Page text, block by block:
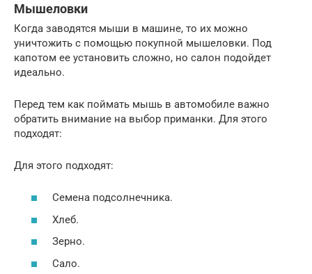
Мышеловки
Когда заводятся мыши в машине, то их можно
уничтожить с помощью покупной мышеловки. Под
капотом ее установить сложно, но салон подойдет
идеально.
Перед тем как поймать мышь в автомобиле важно
обратить внимание на выбор приманки. Для этого
подходят:
Для этого подходят:
Семена подсолнечника.
Хлеб.
Зерно.
Сало.